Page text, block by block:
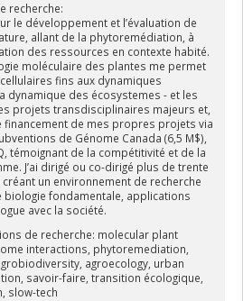
recherche:
le développement et l’évaluation de
allant de la phytoremédiation, à
des ressources en contexte habité.
moléculaire des plantes me permet
fins aux dynamiques
dynamique des écosystemes - et les
projets transdisciplinaires majeurs et,
financement de mes propres projets via
de Génome Canada (6,5 M$),
témoignant de la compétitivité et de la
J’ai dirigé ou co-dirigé plus de trente
un environnement de recherche
fondamentale, applications
avec la société.
de recherche: molecular plant
interactions, phytoremediation,
agroecology, urban
savoir-faire, transition écologique,
slow-tech